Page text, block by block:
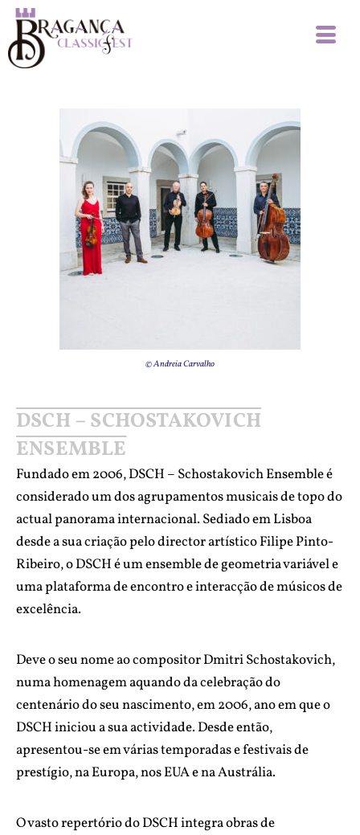
© Andreia Carvalho
DSCH – SCHOSTAKOVICH
ENSEMBLE
Fundado em 2006, DSCH – Schostakovich Ensemble é
considerado um dos agrupamentos musicais de topo do
actual panorama internacional. Sediado em Lisboa
desde a sua criação pelo director artístico Filipe Pinto-
Ribeiro, o DSCH é um ensemble de geometria variável e
uma plataforma de encontro e interacção de músicos de
excelência.
Deve o seu nome ao compositor Dmitri Schostakovich,
numa homenagem aquando da celebração do
centenário do seu nascimento, em 2006, ano em que o
DSCH iniciou a sua actividade. Desde então,
apresentou-se em várias temporadas e festivais de
prestígio, na Europa, nos EUA e na Austrália.
O vasto repertório do DSCH integra obras de